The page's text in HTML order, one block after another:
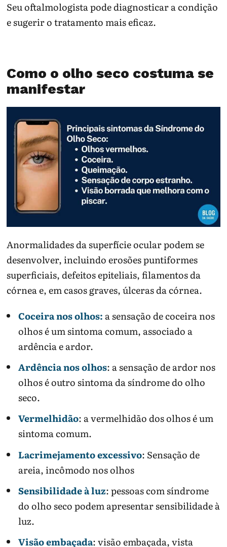
Seu oftalmologista pode diagnosticar a condição
e sugerir o tratamento mais eficaz.
Como o olho seco costuma se
manifestar
Anormalidades da superfície ocular podem se
desenvolver, incluindo erosões puntiformes
superficiais, defeitos epiteliais, filamentos da
córnea e, em casos graves, úlceras da córnea.
Coceira nos olhos: a sensação de coceira nos
olhos é um sintoma comum, associado a
ardência e ardor.
Ardência nos olhos: a sensação de ardor nos
olhos é outro sintoma da síndrome do olho
seco.
Vermelhidão: a vermelhidão dos olhos é um
sintoma comum.
Lacrimejamentoexcessivo: Sensação de
areia, incômodo nos olhos
Sensibilidade à luz: pessoas com síndrome
do olho seco podem apresentar sensibilidade à
luz.
Visão embaçada: visão embaçada, vista